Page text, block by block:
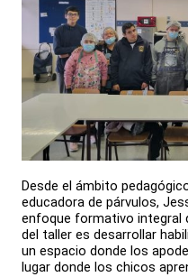
Desde el ámbito
educadora de párvulos,
enfoque formativo integral
del taller es desarrollar
un espacio donde los
lugar donde los chicos